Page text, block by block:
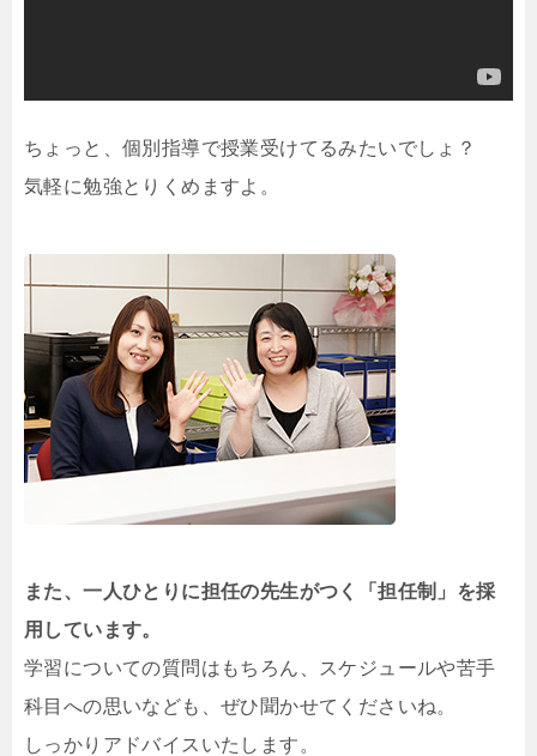
ちょっと、個別指導で授業受けてるみたいでしょ？
気軽に勉強とりくめますよ。
また、一人ひとりに担任の先生がつく「担任制」を採
用しています。
学習についての質問はもちろん、スケジュールや苦手
科目への思いなども、ぜひ聞かせてくださいね。
しっかりアドバイスいたします。